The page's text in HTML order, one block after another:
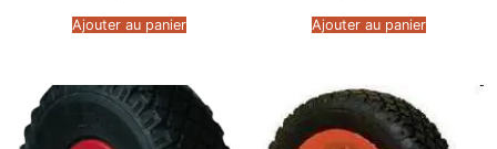
Ajouter au panier Ajouter au panier